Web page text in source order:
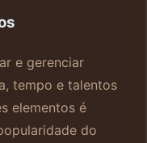
e gerenciar
tempo e talentos
elementos é
do